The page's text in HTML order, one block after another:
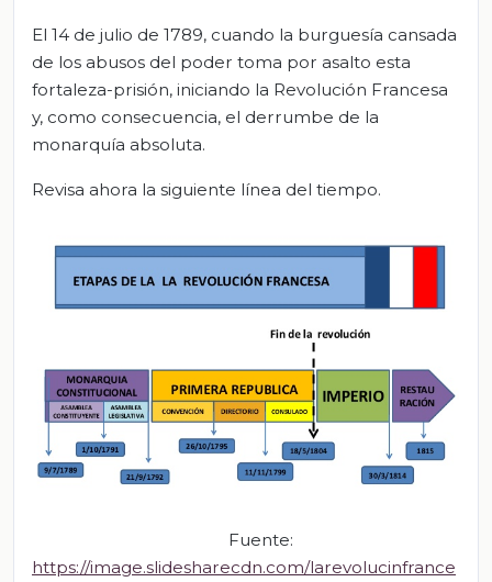
El 14 de julio de 1789, cuando la burguesía cansada
de los abusos del poder toma por asalto esta
fortaleza-prisión, iniciando la Revolución Francesa
y, como consecuencia, el derrumbe de la
monarquía absoluta.
Revisa ahora la siguiente línea del tiempo.
Fuente:
https://image.slidesharecdn.com/larevolucinfrance